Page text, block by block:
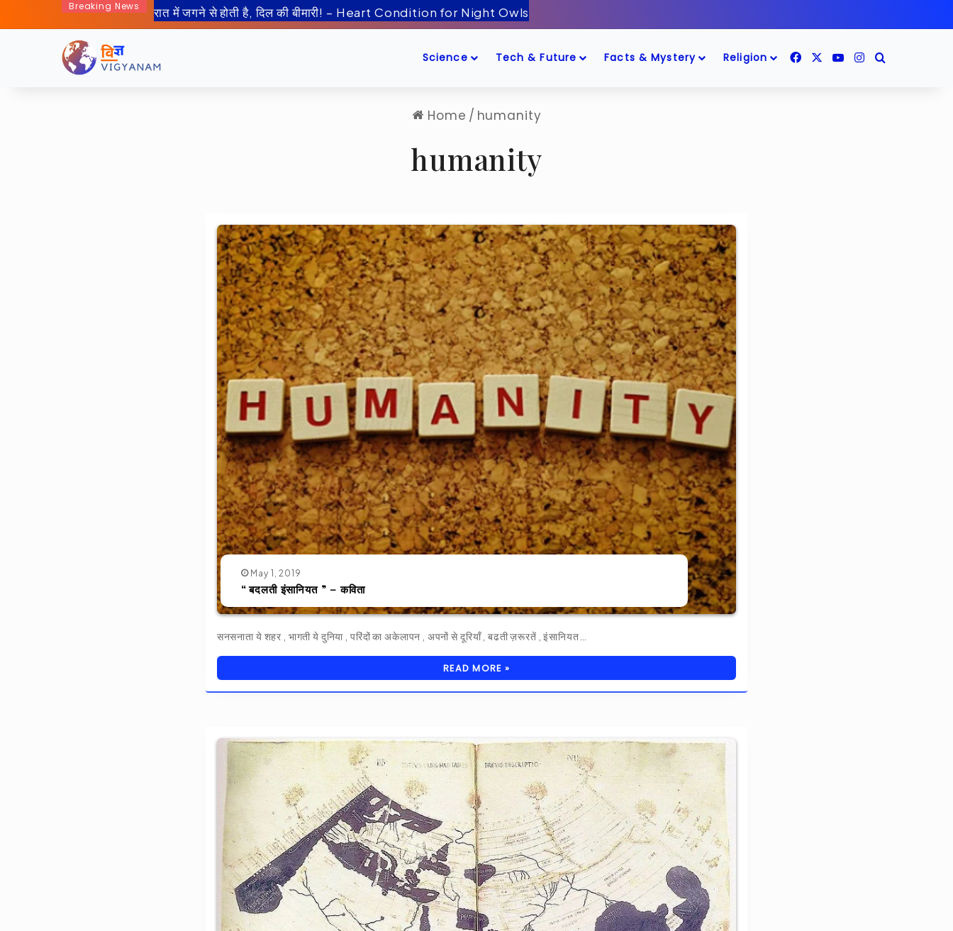
Breaking News रात में जगने से होती है, दिल की बीमारी! – Heart Condition for Night Owls
Science Tech & Future Facts & Mystery Religion FacebookYouTubeInstagram
Home / humanity
humanity
May 1, 2019
“ बदलती इंसानियत ” – कविता
सनसनाता ये शहर , भागती ये दुनिया , परिंदों का अकेलापन , अपनों से दूरियाँ , बढती ज़रूरतें , इंसानियत…
READ MORE »